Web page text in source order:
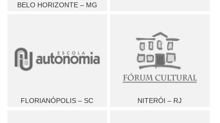
BELO HORIZONTE – MG
FLORIANÓPOLIS – SC NITERÓI – RJ